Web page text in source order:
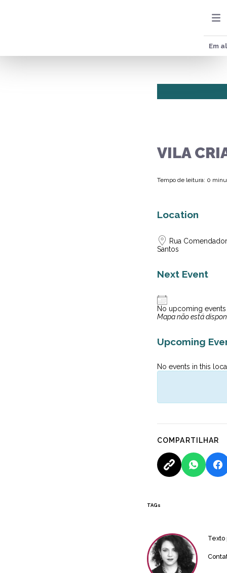
Em
VILA
Tempo de leitura: 0
Location
Rua
Santos
Next Event
No upcoming events
Mapa não está
Upcoming
No events in this
COMPARTILHAR
TAGs
Texto